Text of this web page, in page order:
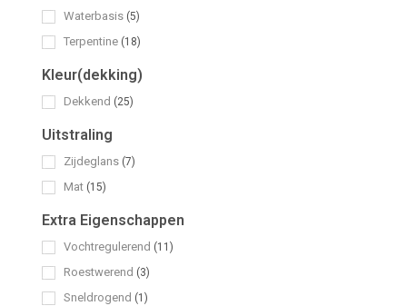
Waterbasis (5)
Terpentine (18)
Kleur(dekking)
Dekkend (25)
Uitstraling
Zijdeglans (7)
Mat (15)
Extra Eigenschappen
Vochtregulerend (11)
Roestwerend (3)
Sneldrogend (1)